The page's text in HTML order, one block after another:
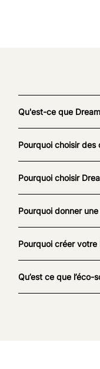
Qu'est-ce que
Pourquoi choisir
Pourquoi choisir
Pourquoi donner
Pourquoi créer
Qu’est ce que